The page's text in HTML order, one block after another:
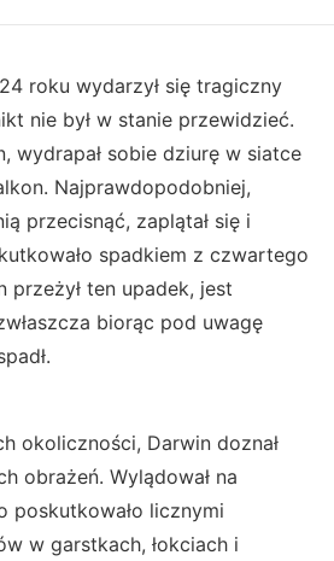
roku wydarzył się tragiczny
nie był w stanie przewidzieć.
wydrapał sobie dziurę w siatce
Najprawdopodobniej,
przecisnąć, zaplątał się i
spadkiem z czwartego
przeżył ten upadek, jest
biorąc pod uwagę
okoliczności, Darwin doznał
obrażeń. Wylądował na
poskutkowało licznymi
w garstkach, łokciach i